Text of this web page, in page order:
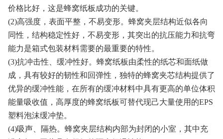
价格比好，这是蜂窝纸板成功的关键。
(2)高强度，表面平整，不易变形。蜂窝夹层结构近似各向
同性，结构稳定性好，不易变形，其突出的抗压能力和抗弯
能力是箱式包装材料需要的最重要的特性。
(3)抗冲击性、缓冲性好。蜂窝纸板由柔性的纸芯和面纸做
成，具有较好的韧性和回弹性，独特的蜂窝夹芯结构提供了
优异的缓冲性能，在所有的缓冲材料中具有更高的单位体积
能量吸收值，高厚度的蜂窝纸板可替代现己大量使用的EPS
塑料泡沫缓冲垫。
(4)吸声、隔热。蜂窝夹层结构内部为封闭的小室，其中充